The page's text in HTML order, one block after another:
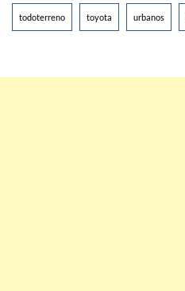
todoterreno toyota urbanos